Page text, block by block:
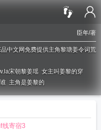
臣年/著
中文网免费提供主角黎瑭姜令词荒
宋朝黎姜瑶 女主叫姜黎的穿
主角是姜黎的
线寄宿3